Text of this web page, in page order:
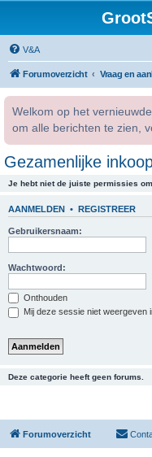
V&A
Forumoverzicht
Welkom op het
om alle berichten te zien,
Gezamenlijke
Je hebt niet de juiste permissies
AANMELDEN • REGISTREER
Gebruikersnaam:
Wachtwoord:
Onthouden
Mij deze sessie niet weergeven
Deze categorie heeft geen forums.
Forumoverzicht